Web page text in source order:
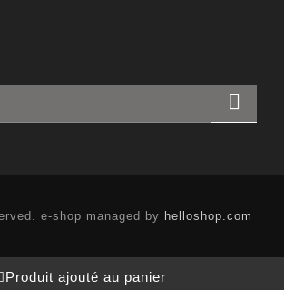
e-shop managed by helloshop.com
Produit ajouté au panier